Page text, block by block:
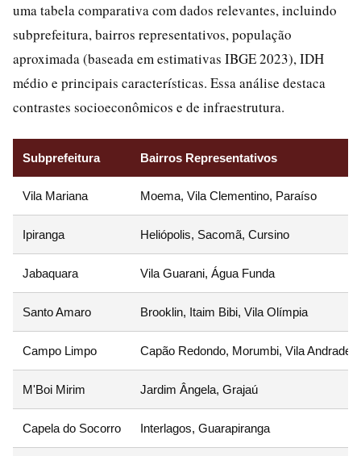
uma tabela comparativa com dados relevantes, incluindo
subprefeitura, bairros representativos, população
aproximada (baseada em estimativas IBGE 2023), IDH
médio e principais características. Essa análise destaca
contrastes socioeconômicos e de infraestrutura.
Subprefeitura Bairros Representativos
Vila Mariana Moema, Vila Clementino, Paraíso
Ipiranga Heliópolis, Sacomã, Cursino
Jabaquara Vila Guarani, Água Funda
Santo Amaro Brooklin, Itaim Bibi, Vila Olímpia
Campo Limpo Capão Redondo, Morumbi, Vila Andrade
M'Boi Mirim Jardim Ângela, Grajaú
Capela do Socorro Interlagos, Guarapiranga